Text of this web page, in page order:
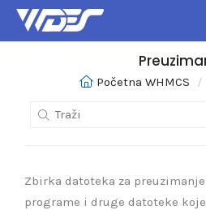
Početna WHMCS
Zbirka datoteka za
programe i druge datoteke